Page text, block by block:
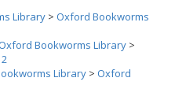
Library > Oxford Bookworms
Oxford Bookworms Library >
Library > Oxford